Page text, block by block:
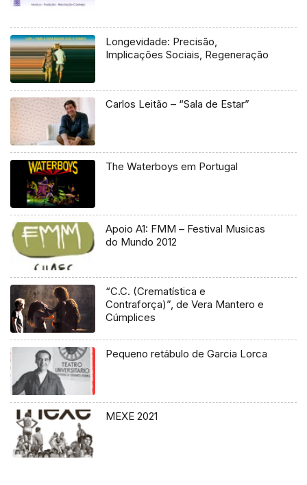
Longevidade: Precisão,
Implicações Sociais, Regeneração
Carlos Leitão – “Sala de Estar”
The Waterboys em Portugal
Apoio A1: FMM – Festival Musicas
do Mundo 2012
“C.C. (Crematística e
Contraforça)”, de Vera Mantero e
Cúmplices
Pequeno retábulo de Garcia Lorca
MEXE 2021